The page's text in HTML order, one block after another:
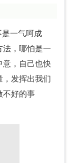
一气呵成
法，哪怕是一
意，自己也快
，发挥出我们
不好的事